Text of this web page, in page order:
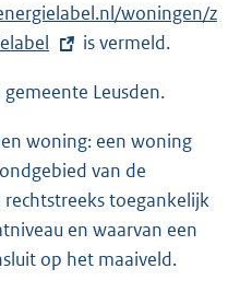
woningen/z
is vermeld.
Leusden.
woning: een woning
van de
toegankelijk
en waarvan een
op het maaiveld.